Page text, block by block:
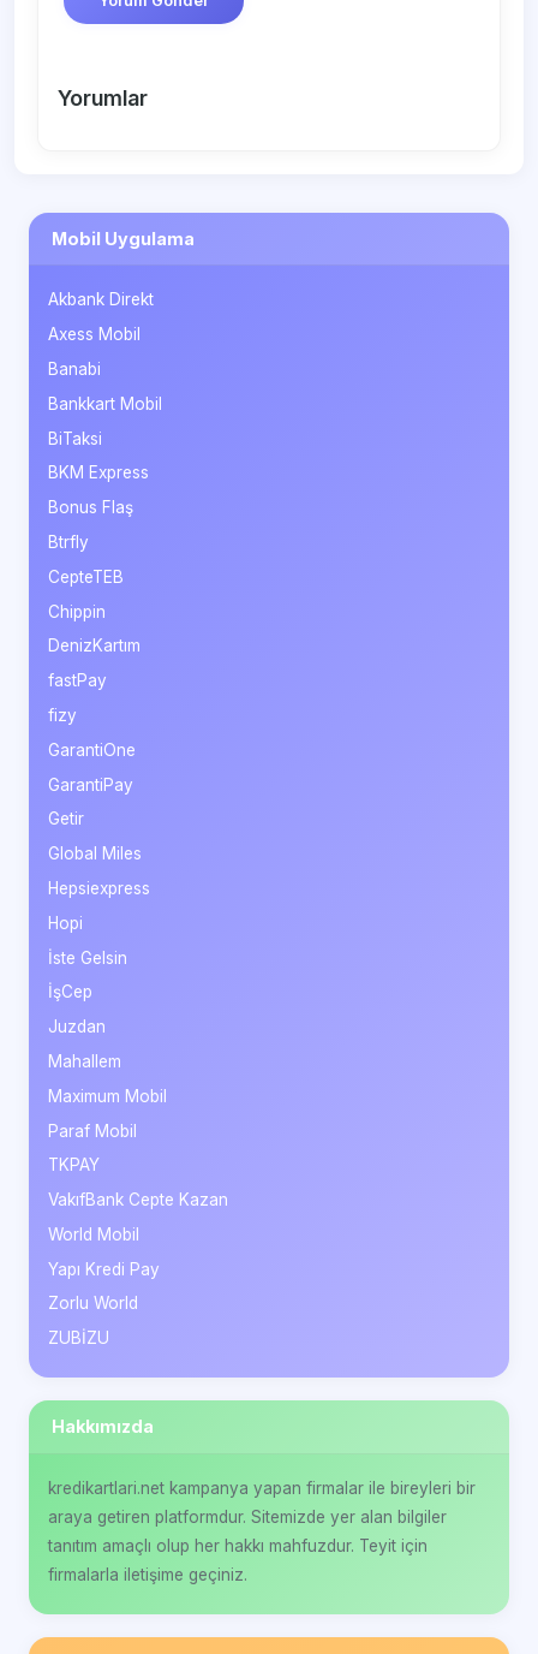
Yorumlar
Mobil Uygulama
Akbank Direkt
Axess Mobil
Banabi
Bankkart Mobil
BiTaksi
BKM Express
Bonus Flaş
Btrfly
CepteTEB
Chippin
DenizKartım
fastPay
fizy
GarantiOne
GarantiPay
Getir
Global Miles
Hepsiexpress
Hopi
İste Gelsin
İşCep
Juzdan
Mahallem
Maximum Mobil
Paraf Mobil
TKPAY
VakıfBank Cepte Kazan
World Mobil
Yapı Kredi Pay
Zorlu World
ZUBİZU
Hakkımızda
kredikartlari.net kampanya yapan firmalar ile bireyleri bir
araya getiren platformdur. Sitemizde yer alan bilgiler
tanıtım amaçlı olup her hakkı mahfuzdur. Teyit için
firmalarla iletişime geçiniz.